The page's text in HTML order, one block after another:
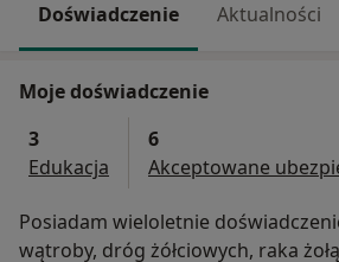
Doświadczenie Aktualności
Moje doświadczenie
3
Edukacja
6
Akceptowane
Posiadam wieloletnie
wątroby, dróg żółciowych, raka